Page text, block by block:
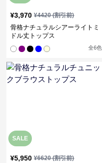
¥3,970 ¥4420(割引前)
骨格ナチュラルシアーライトミ
ドル丈トップス
全6色
SALE
¥5,950 ¥6620(割引前)